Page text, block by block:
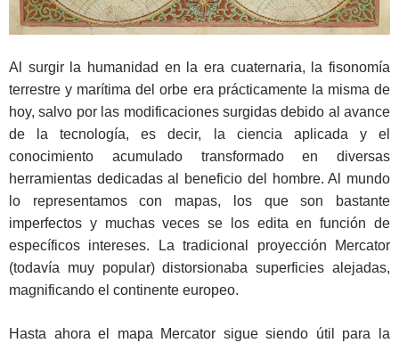
Al surgir la humanidad en la era cuaternaria, la fisonomía
terrestre y marítima del orbe era prácticamente la misma de
hoy, salvo por las modificaciones surgidas debido al avance
de la tecnología, es decir, la ciencia aplicada y el
conocimiento acumulado transformado en diversas
herramientas dedicadas al beneficio del hombre. Al mundo
lo representamos con mapas, los que son bastante
imperfectos y muchas veces se los edita en función de
específicos intereses. La tradicional proyección Mercator
(todavía muy popular) distorsionaba superficies alejadas,
magnificando el continente europeo.
Hasta ahora el mapa Mercator sigue siendo útil para la